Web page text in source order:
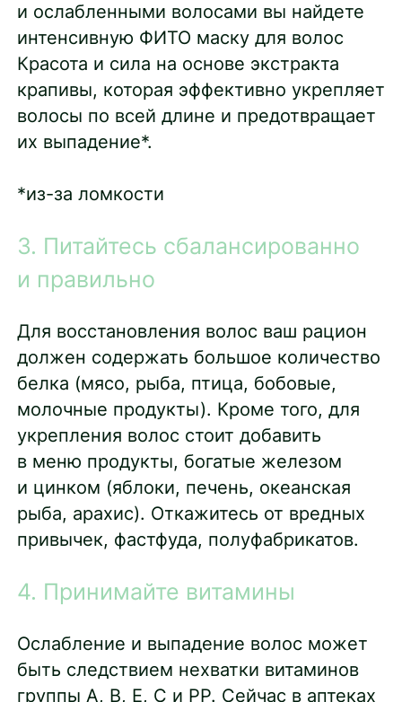
и ослабленными волосами вы найдете
интенсивную ФИТО маску для волос
Красота и сила на основе экстракта
крапивы, которая эффективно укрепляет
волосы по всей длине и предотвращает
их выпадение*.
*из-за ломкости
3. Питайтесь сбалансированно
и правильно
Для восстановления волос ваш рацион
должен содержать большое количество
белка (мясо, рыба, птица, бобовые,
молочные продукты). Кроме того, для
укрепления волос стоит добавить
в меню продукты, богатые железом
и цинком (яблоки, печень, океанская
рыба, арахис). Откажитесь от вредных
привычек, фастфуда, полуфабрикатов.
4. Принимайте витамины
Ослабление и выпадение волос может
быть следствием нехватки витаминов
группы А, В, Е, С и PP. Сейчас в аптеках